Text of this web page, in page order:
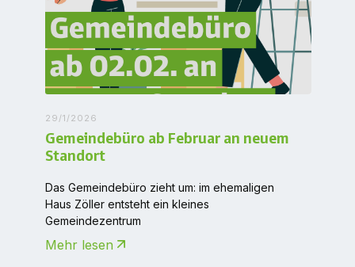
29/1/2026
Gemeindebüro ab Februar an neuem
Standort
Das Gemeindebüro zieht um: im ehemaligen
Haus Zöller entsteht ein kleines
Gemeindezentrum
Mehr lesen